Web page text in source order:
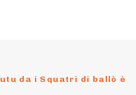
da i Squatri di ballò è